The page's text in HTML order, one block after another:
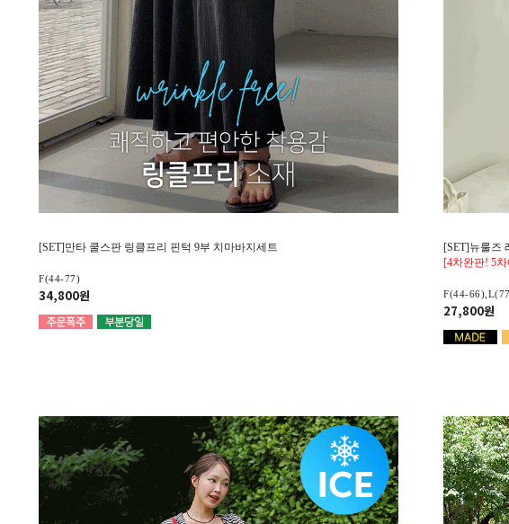
[SET]만타 쿨스판 링클프리 핀턱 9부 치마바지세트
F(44-77)
34,800원
[SET]뉴룰즈
[4차완판! 5
F(44-
27,800원